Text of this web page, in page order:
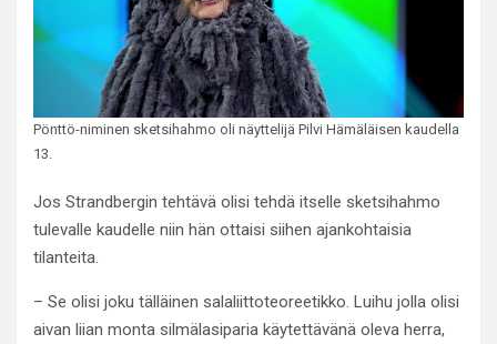
Pönttö-niminen sketsihahmo oli näyttelijä Pilvi Hämäläisen kaudella
13.
Jos Strandbergin tehtävä olisi tehdä itselle sketsihahmo
tulevalle kaudelle niin hän ottaisi siihen ajankohtaisia
tilanteita.
– Se olisi joku tälläinen salaliittoteoreetikko. Luihu jolla olisi
aivan liian monta silmälasiparia käytettävänä oleva herra,